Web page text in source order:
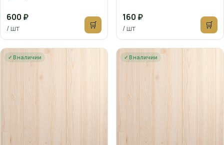
600 ₽
/ шт 🛒
160 ₽
/ шт 🛒
✓ В наличии ✓ В наличии